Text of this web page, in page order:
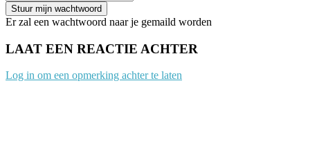
Er zal een wachtwoord naar je gemaild worden
LAAT EEN REACTIE ACHTER
Log in om een opmerking achter te laten